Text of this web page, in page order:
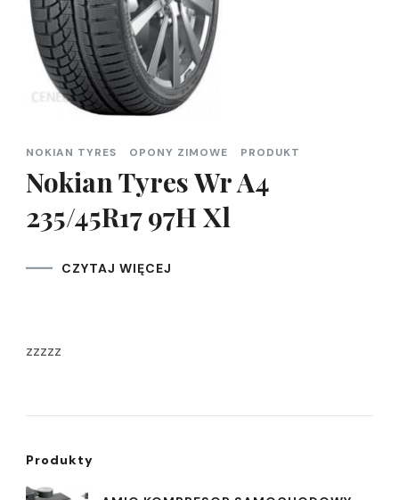
NOKIAN TYRES OPONY ZIMOWE PRODUKT
Nokian Tyres Wr A4
235/45R17 97H Xl
CZYTAJ WIĘCEJ
zzzzz
Produkty